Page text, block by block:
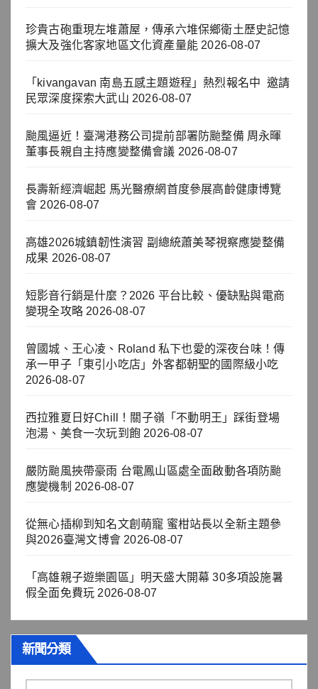
珍貴古砲重現左堆蕭屋，傳承六堆保鄉衛土歷史記憶
擴大及強化客家地區文化資產量能 2026-08-07
「kivangavan 南島五感主題遊程」熱烈報名中 邀請
民眾深度探索大武山 2026-08-07
颱風逼近！臺灣港務公司提前部署防颱整備 周永暉
董事長親自主持應變整備會議 2026-08-07
長壽新經濟崛起 馬光醫療網首度參展高齡健康博覽
會 2026-08-07
高雄2026城鎮韌性演習 副總統蕭美琴視察應變整備
成果 2026-08-07
短影音行銷是什麼？2026 平台比較、優缺點與電商
變現全攻略 2026-08-07
曾國城、王心凌、Roland 私下也愛的深夜台味！傳
承一甲子「東引小吃店」外客都朝聖的國際級小吃
2026-08-07
西拉雅夏日好Chill！關子嶺「不動明王」踩街登場
泡湯、美食一次玩到飽 2026-08-07
嚴防颱風挾帶豪雨 台電鳳山區處全面啟動各項防颱
應變機制 2026-08-07
從無心插柳到知名文創萌寵 蜜柑站長以全新主題參
與2026臺灣文博會 2026-08-07
「高雄親子遊樂園區」明天盛大開幕 30多項設施暑
假全面免費玩 2026-08-07
新聞分類